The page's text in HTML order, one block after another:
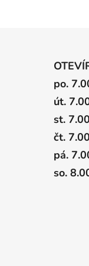
po.
út.
st.
čt.
pá.
so.